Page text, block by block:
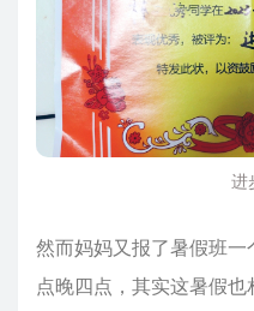
进
然而妈妈又报了暑假班
点晚四点，其实这暑假